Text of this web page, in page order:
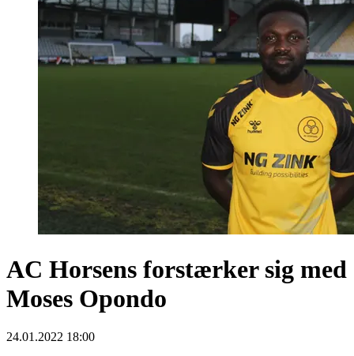
AC Horsens forstærker sig med
Moses Opondo
24.01.2022 18:00